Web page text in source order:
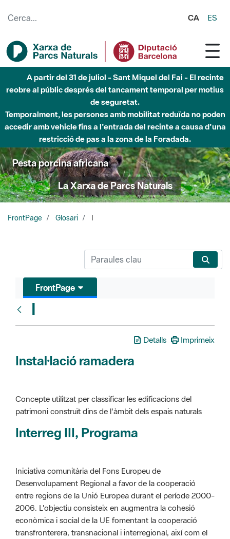
CA ES
A partir del 31 de juliol - Sant Miquel del Fai - El recinte
reobre al públic després del tancament temporal per motius
de seguretat.
Temporalment, les persones amb mobilitat reduïda no poden
accedir amb vehicle fins a l'entrada del recinte a causa d'una
restricció de pas a la zona de la Foradada.
Pesta porcina africana
La Xarxa de Parcs Naturals
FrontPage Glosari
FrontPage
I
Detalls Imprimeix
Instal·lació ramadera
Concepte utilitzat per classificar les edificacions del
patrimoni construït dins de l'àmbit dels espais naturals
Interreg III, Programa
Iniciativa comunitària del Fons Europeu de
Desenvolupament Regional a favor de la cooperació
entre regions de la Unió Europea durant el període 2000-
2006. L'objectiu consisteix en augmentra la cohesió
econòmica i social de la UE fomentant la cooperació
transfronterera, transnacional i interregional, així com el